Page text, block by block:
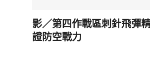
影／第四作戰區刺針飛彈
證防空戰力